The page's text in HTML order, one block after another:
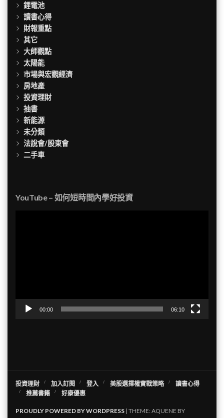
鋰電池
讀書心得
財報重點
其它
大師觀點
太陽能
市場與宏觀經濟
房地產
投資理財
抽書
新能源
未分類
法說會/股東會
二手車
YouTube – 如何短時間內學好投資
00:00 06:10
投資理財 加入訂閱 登入 美股選擇權實戰策略
讀書心得
推薦書籍
好康優惠
PROUDLY POWERED BY WORDPRESS | THEME: AQUENE BY